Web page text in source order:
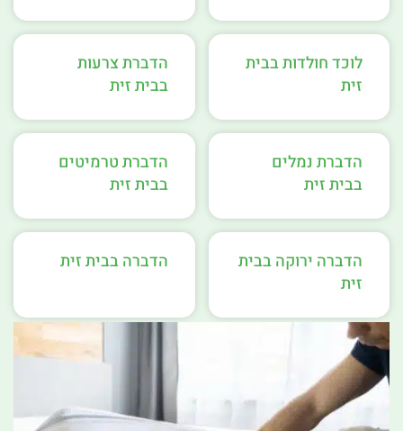
לוכד חולדות בבית
זית
הדברת צרעות
בבית זית
הדברת נמלים
בבית זית
הדברת טרמיטים
בבית זית
הדברה ירוקה בבית
זית
הדברה בבית זית